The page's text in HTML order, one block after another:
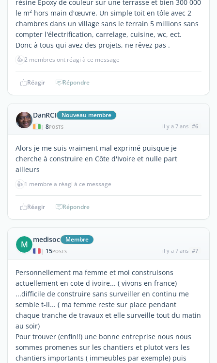
résine Epoxy de couleur sur une terrasse et bien 300 000
le m² hors main d'œuvre. Un simple toit en tôle avec 2
chambres dans un village sans le terrain 5 millions sans
compter l'électrification, carrelage, cuisine, wc, ect.
Donc à tous qui avez des projets, ne rêvez pas .
👍2 membres ont réagi à ce message
Réagir Répondre
DanRCI Nouveau membre
| 8POSTS il y a 7 ans #6
Alors je me suis vraiment mal exprimé puisque je
cherche à construire en Côte d'Ivoire et nulle part
ailleurs
👍 1 membre a réagi à ce message
Réagir Répondre
M medisoc Membre
| 15POSTS il y a 7 ans #7
Personnellement ma femme et moi construisons
actuellement en cote d ivoire... ( vivons en france)
...difficile de construire sans surveiller en continu me
semble t-il... ( ma femme reste sur place pendant
chaque tranche de travaux et elle surveille tout du matin
au soir)
Pour trouver (enfin!!) une bonne entreprise nous nous
sommes promenes sur les chantiers et plutot vers les
chantiers importants ( immeubles par exemple) puis